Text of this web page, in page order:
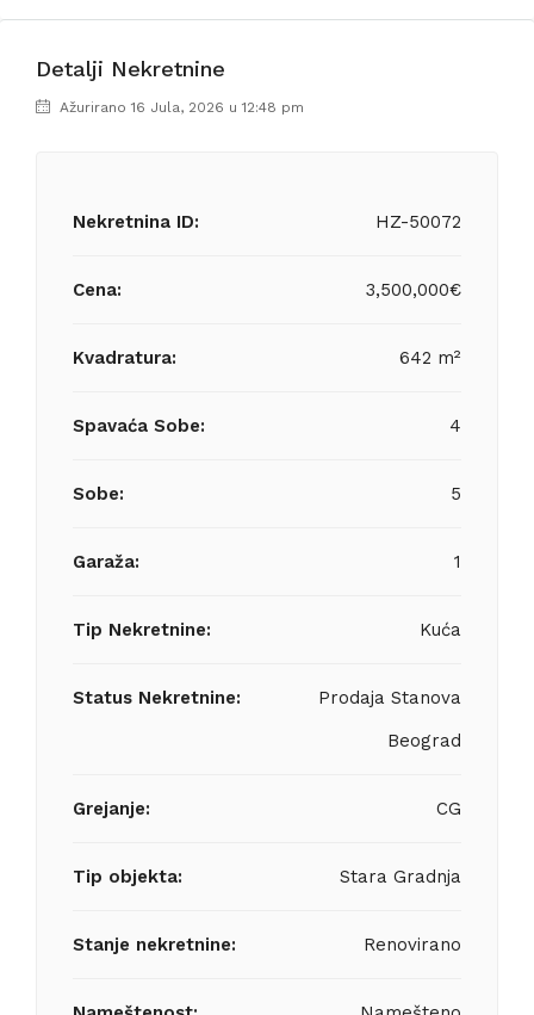
Detalji Nekretnine
Ažurirano 16 Jula, 2026 u 12:48 pm
Nekretnina ID: HZ-50072
Cena: 3,500,000€
Kvadratura: 642 m²
Spavaća Sobe: 4
Sobe: 5
Garaža: 1
Tip Nekretnine: Kuća
Status Nekretnine:
Prodaja Stanova
Beograd
Grejanje: CG
Tip objekta: Stara Gradnja
Stanje nekretnine: Renovirano